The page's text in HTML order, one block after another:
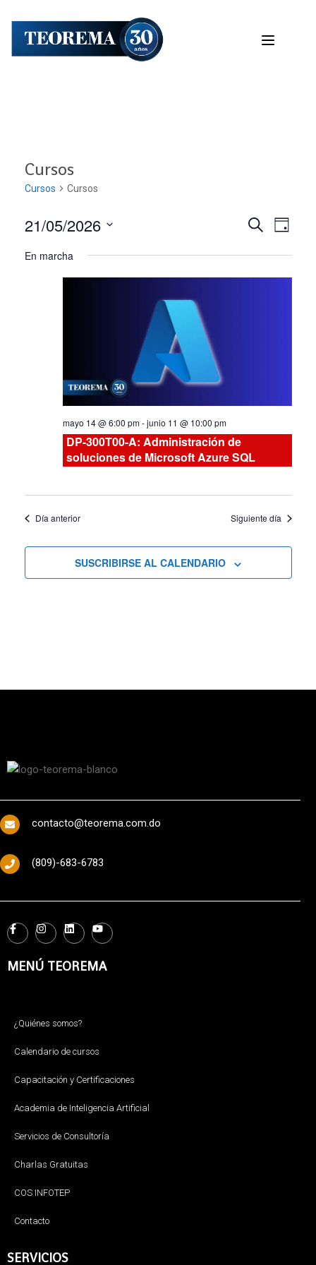
Cursos
Cursos Cursos
de
de
Cursos
BUSCAR
de
DÍA
21/05/2026
fecha.
En marcha
mayo 14 @ 6:00 pm-junio 11 @ 10:00 pm
DP-300T00-A: Administración de
soluciones de Microsoft Azure SQL
Día anterior Siguiente día
SUSCRIBIRSE AL CALENDARIO
contacto@teorema.com.do
(809)-683-6783
MENÚ TEOREMA
¿Quiénes somos?
Calendario de cursos
Capacitación y Certificaciones
Academia de Inteligencia Artificial
Servicios de Consultoría
Charlas Gratuitas
COS INFOTEP
Contacto
SERVICIOS